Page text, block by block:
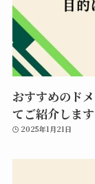
おすすめのド
てご紹介します
2025年1月21日